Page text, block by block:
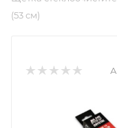
(53 см)